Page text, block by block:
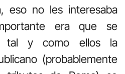
eso no les interesaba
era que se
tal y como ellos la
(probablemente